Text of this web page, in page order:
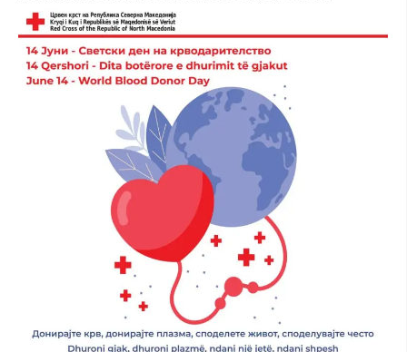
ИСТРАЖУВАЊЕ НА ЈАВНО МИСЛЕЊЕ
МЕЃУНАРОДНА СОРАБОТКА
ДОГОВОРИ
ЗНАЧЕЊЕ НА СЛУЖБАТА ЗА БАРАЊЕ
ФОРМУЛАРИ ЗА БАРАЊА
ЗДРАВСТВЕНО ПРЕВЕНТИВНА ДЕЈНОСТ
ПРВА ПОМОШ
КРВОДАРИТЕЛСТВО
ИНФОРМАЦИИ ЗА БОЛЕСТИ
МЕНАЏМЕНТ НА ВОЛОНТЕРИ